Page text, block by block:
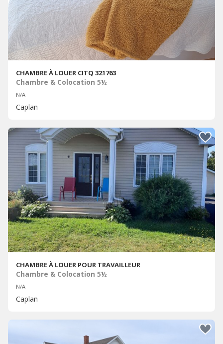
CHAMBRE À LOUER CITQ 321763
Chambre & Colocation 5½
N/A
Caplan
CHAMBRE À LOUER POUR TRAVAILLEUR
Chambre & Colocation 5½
N/A
Caplan